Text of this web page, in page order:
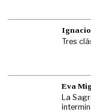
Tres
Eva
La